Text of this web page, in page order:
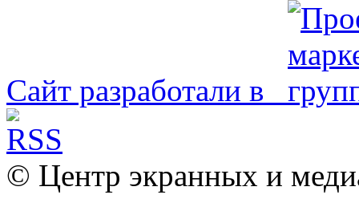
Сайт разработали в
© Центр экранных и